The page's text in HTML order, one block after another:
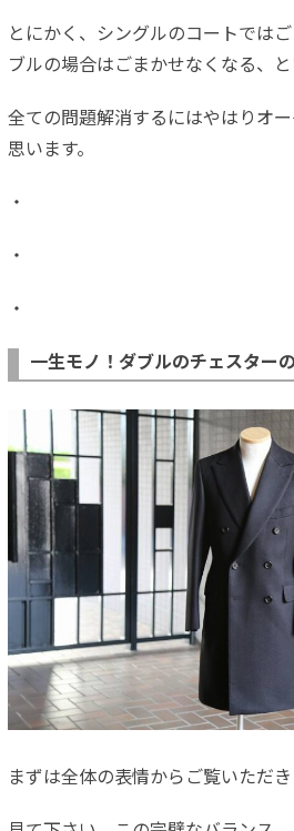
とにかく、シングルのコートでは
ブルの場合はごまかせなくなる、と
全ての問題解消するにはやはりオ
思います。
・
・
・
一生モノ！ダブルのチェスター
まずは全体の表情からご覧いただき